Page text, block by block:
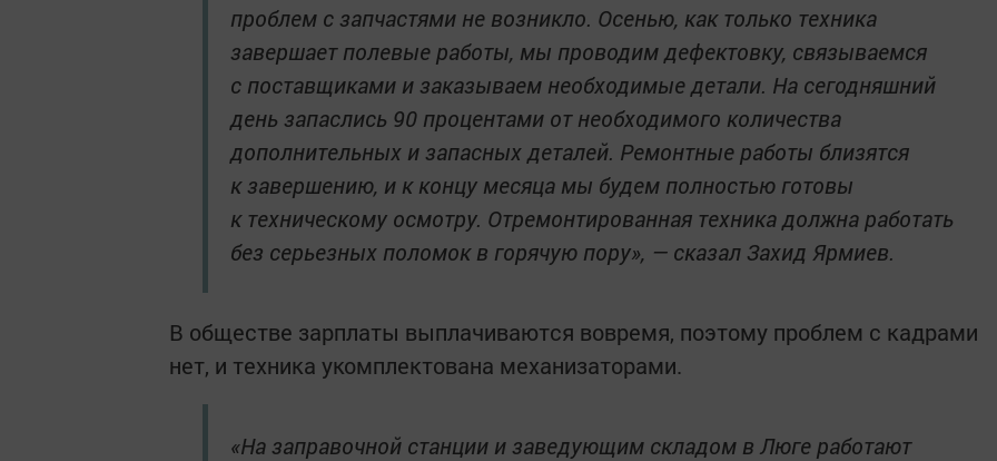
проблем с запчастями не возникло. Осенью, как только техника
завершает полевые работы, мы проводим дефектовку, связываемся
с поставщиками и заказываем необходимые детали. На сегодняшний
день запаслись 90 процентами от необходимого количества
дополнительных и запасных деталей. Ремонтные работы близятся
к завершению, и к концу месяца мы будем полностью готовы
к техническому осмотру. Отремонтированная техника должна работать
без серьезных поломок в горячую пору», — сказал Захид Ярмиев.
В обществе зарплаты выплачиваются вовремя, поэтому проблем с кадрами
нет, и техника укомплектована механизаторами.
«На заправочной станции и заведующим складом в Люге работают